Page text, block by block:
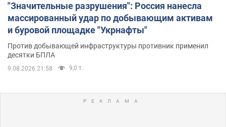
"Значительные разрушения": Россия нанесла
массированный удар по добывающим активам
и буровой площадке "Укрнафты"
Против добывающей инфраструктуры противник применил
десятки БПЛА
9.08.2026 21:58 9,0 т.